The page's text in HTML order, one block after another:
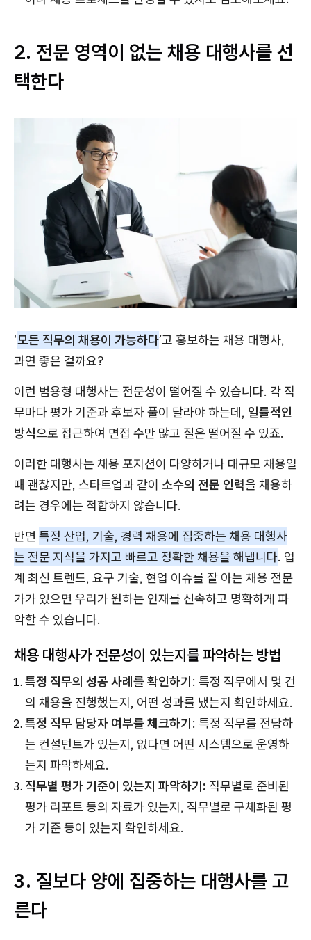
2. 전문 영역이 없는 채용 대행사를 선
택한다
‘모든 직무의 채용이 가능하다’고 홍보하는 채용 대행사,
과연 좋은 걸까요?
이런 범용형 대행사는 전문성이 떨어질 수 있습니다. 각 직
무마다 평가 기준과 후보자 풀이 달라야 하는데, 일률적인
방식으로 접근하여 면접 수만 많고 질은 떨어질 수 있죠.
이러한 대행사는 채용 포지션이 다양하거나 대규모 채용일
때 괜찮지만, 스타트업과 같이 소수의 전문 인력을 채용하
려는 경우에는 적합하지 않습니다.
반면 특정 산업, 기술, 경력 채용에 집중하는 채용 대행사
는 전문 지식을 가지고 빠르고 정확한 채용을 해냅니다. 업
계 최신 트렌드, 요구 기술, 현업 이슈를 잘 아는 채용 전문
가가 있으면 우리가 원하는 인재를 신속하고 명확하게 파
악할 수 있습니다.
채용 대행사가 전문성이 있는지를 파악하는 방법
특정 직무의 성공 사례를 확인하기: 특정 직무에서 몇 건
의 채용을 진행했는지, 어떤 성과를 냈는지 확인하세요.
특정 직무 담당자 여부를 체크하기: 특정 직무를 전담하
는 컨설턴트가 있는지, 없다면 어떤 시스템으로 운영하
는지 파악하세요.
직무별 평가 기준이 있는지 파악하기: 직무별로 준비된
평가 리포트 등의 자료가 있는지, 직무별로 구체화된 평
가 기준 등이 있는지 확인하세요.
3. 질보다 양에 집중하는 대행사를 고
른다